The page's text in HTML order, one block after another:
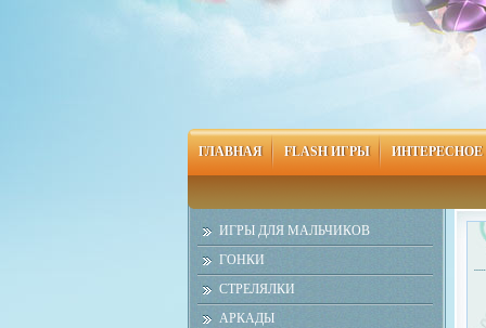
ГЛАВНАЯ FLASH ИГРЫ ИНТЕРЕСНОЕ
ИГРЫ ДЛЯ МАЛЬЧИКОВ
ГОНКИ
СТРЕЛЯЛКИ
АРКАДЫ